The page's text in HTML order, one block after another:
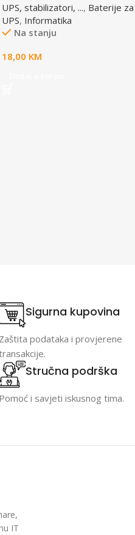
UPS, stabilizatori, ..., Baterije za
UPS, Informatika
Na stanju
18,00 KM
Sigurna kupovina
Zaštita podataka i provjerene
Stručna podrška
Pomoć i savjeti iskusnog tima.
IT